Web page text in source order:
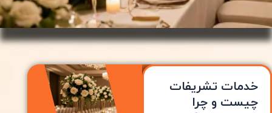
خدمات تشریفات
چیست و چرا